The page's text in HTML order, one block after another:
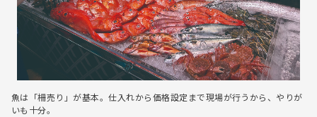
魚は「柵売り」が基本。仕入れから価格設定まで現場が行うから、やりが
いも十分。